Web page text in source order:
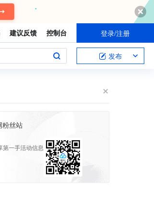
建议反馈 控制台 登录/注册
发布
粉丝站
第一手活动信息